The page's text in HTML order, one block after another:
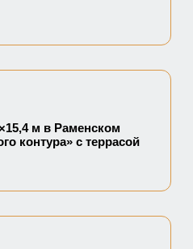
м в Раменском
контура» с террасой